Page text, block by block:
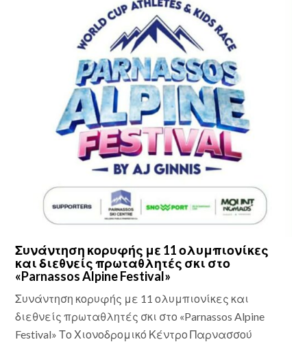
Συνάντηση κορυφής με 11 ολυμπιονίκες
και διεθνείς πρωταθλητές σκι στο
«Parnassos Alpine Festival»
Συνάντηση κορυφής με 11 ολυμπιονίκες και
διεθνείς πρωταθλητές σκι στο «Parnassos Alpine
Festival» Το Χιονοδρομικό Κέντρο Παρνασσού